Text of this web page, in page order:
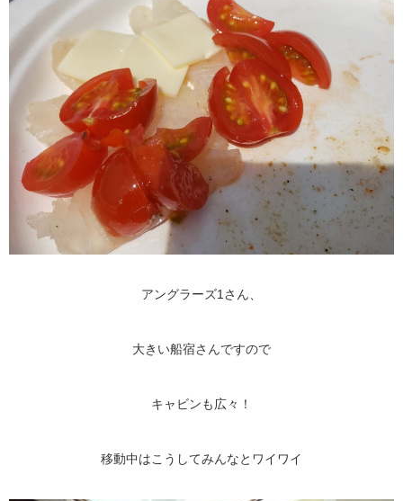
アングラーズ1さん、
大きい船宿さんですので
キャビンも広々！
移動中はこうしてみんなとワイワイ